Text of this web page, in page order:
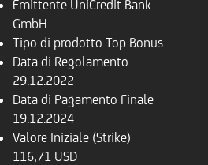
Emittente UniCredit Bank
GmbH
Tipo di prodotto Top Bonus
Data di Regolamento
29.12.2022
Data di Pagamento Finale
19.12.2024
Valore Iniziale (Strike)
116,71 USD